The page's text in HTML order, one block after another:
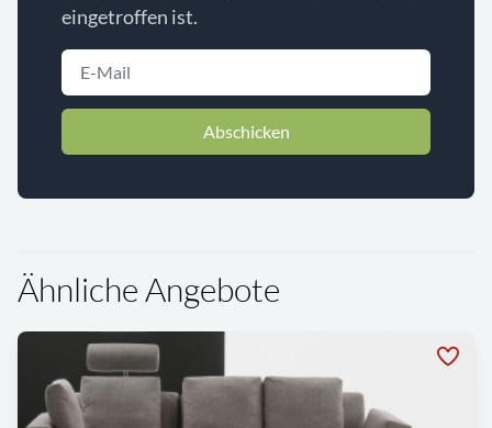
eingetroffen ist.
Abschicken
Ähnliche Angebote